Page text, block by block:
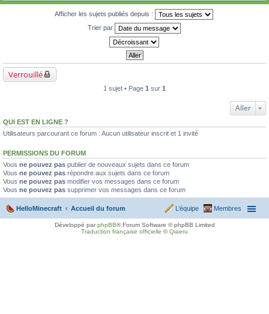
Afficher les sujets publiés depuis :
Trier par
Verrouillé
1 sujet • Page 1 sur 1
Aller
QUI EST EN LIGNE ?
Utilisateurs parcourant ce forum : Aucun utilisateur inscrit et 1 invité
PERMISSIONS DU FORUM
Vous ne pouvez pas publier de nouveaux sujets dans ce forum
Vous ne pouvez pas répondre aux sujets dans ce forum
Vous ne pouvez pas modifier vos messages dans ce forum
Vous ne pouvez pas supprimer vos messages dans ce forum
HelloMinecraft Accueil du forum Membres
L’équipe
Développé parphpBB® Forum Software © phpBB Limited
Traduction française officielle ©Qiaeru